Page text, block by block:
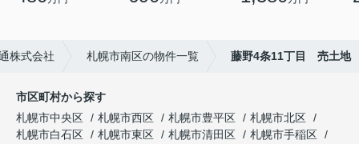
株式会社 札幌市南区の物件一覧 藤野4条11丁目 売土地
市区町村から探す
札幌市中央区
札幌市西区 札幌市豊平区
札幌市北区
札幌市白石区
札幌市東区 札幌市清田区
札幌市手稲区